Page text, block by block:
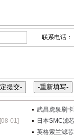
联系电话：
武昌虎泉刷
[08-01]
日本SMC滤
英格索兰滤